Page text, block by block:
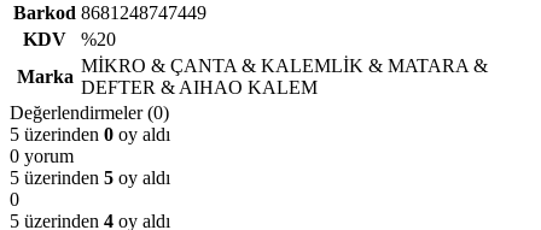
Barkod 8681248747449
KDV
%20
Marka
MİKRO & ÇANTA & KALEMLİK & MATARA &
DEFTER & AIHAO KALEM
Değerlendirmeler (0)
5 üzerinden 0 oy aldı
0 yorum
5 üzerinden 5 oy aldı
0
5 üzerinden 4 oy aldı